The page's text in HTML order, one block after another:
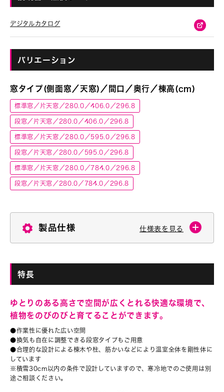
デジタルカタログ
バリエーション
窓タイプ(側面窓／天窓)／間口／奥行／棟高(cm)
標準窓／片天窓／280.0／406.0／296.8
段窓／片天窓／280.0／406.0／296.8
標準窓／片天窓／280.0／595.0／296.8
段窓／片天窓／280.0／595.0／296.8
標準窓／片天窓／280.0／784.0／296.8
段窓／片天窓／280.0／784.0／296.8
製品仕様 仕様表を見る
特長
ゆとりのある高さで空間が広くとれる快適な環境で、
植物をのびのびと育てることができます。
●作業性に優れた広い空間
●換気も自在に調整できる段窓タイプもご用意
●合理的な設計による棟木や柱、筋かいなどにより温室全体を剛性体に
しています
※積雪30cm以内の条件で設計していますので、寒冷地でのご使用は別
途ご相談ください。